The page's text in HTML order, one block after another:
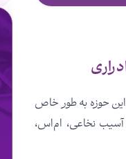
حوزه به طور خاص
آسیب نخاعی، ام‌اس،